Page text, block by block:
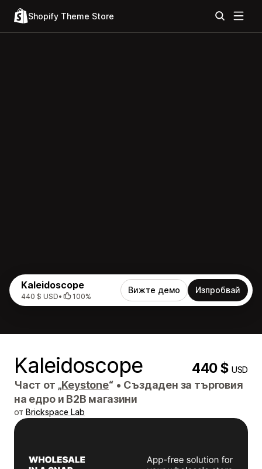
Shopify Theme Store
Kaleidoscope
440 $ USD• 100%
Вижте демо Изпробвай
Kaleidoscope 440 $USD
Част от „Keystone“ • Създаден за търговия
на едро и B2B магазини
от Brickspace Lab